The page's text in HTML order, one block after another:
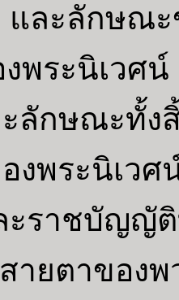
ละลักษณะ
พระนิเวศ
ลักษณะทั้ง
งพระนิเว
ราชบัญญัติ
ายตาของ